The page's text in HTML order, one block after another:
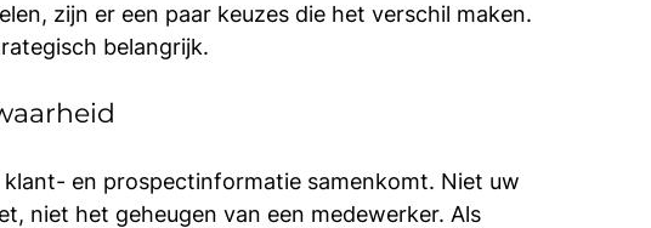
zijn er een paar keuzes die het verschil maken.
belangrijk.
en prospectinformatie samenkomt. Niet uw
niet het geheugen van een medewerker. Als